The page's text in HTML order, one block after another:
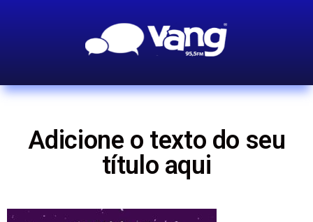
Adicione o texto do seu
título aqui